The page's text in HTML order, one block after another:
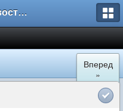
Форум Новостройки
Вперед
»